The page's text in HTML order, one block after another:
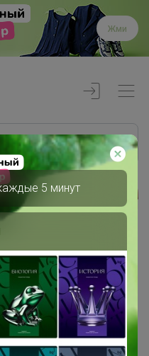
Жми
Реклама
5 минут